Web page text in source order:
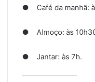
● Café da manhã:
● Almoço: às
● Jantar: às 7h.